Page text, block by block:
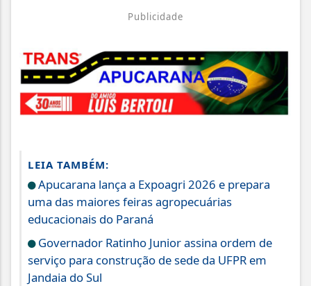
Publicidade
LEIA TAMBÉM:
Apucarana lança a Expoagri 2026 e prepara
uma das maiores feiras agropecuárias
educacionais do Paraná
Governador Ratinho Junior assina ordem de
serviço para construção de sede da UFPR em
Jandaia do Sul